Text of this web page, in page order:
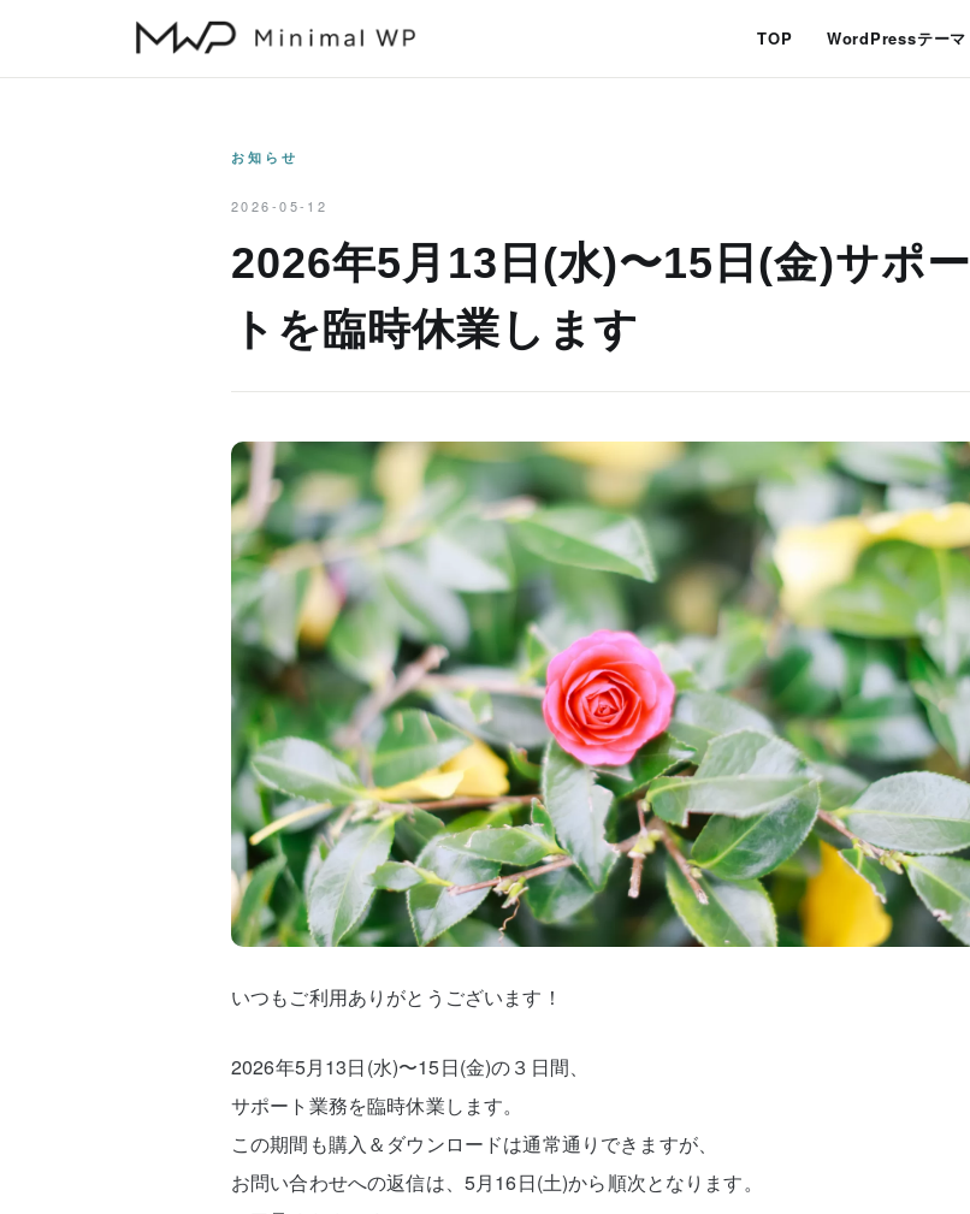
TOP WordPressテーマ
お知らせ
2026-05-12
2026年5月13日(水)〜15日(金)サポー
トを臨時休業します
いつもご利用ありがとうございます！
2026年5月13日(水)〜15日(金)の３日間、
サポート業務を臨時休業します。
この期間も購入＆ダウンロードは通常通りできますが、
お問い合わせへの返信は、5月16日(土)から順次となります。